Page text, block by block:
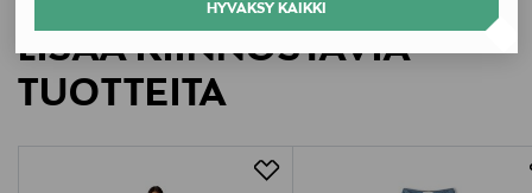
HYVÄKSY KAIKKI
Seven for all Mandkind International SAGL
Valmistajan osoite
LISÄÄ KIINNOSTAVIA
TUOTTEITA